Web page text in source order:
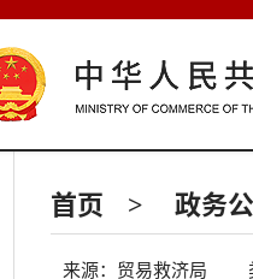
首页 > 政务
来源：贸易救济局